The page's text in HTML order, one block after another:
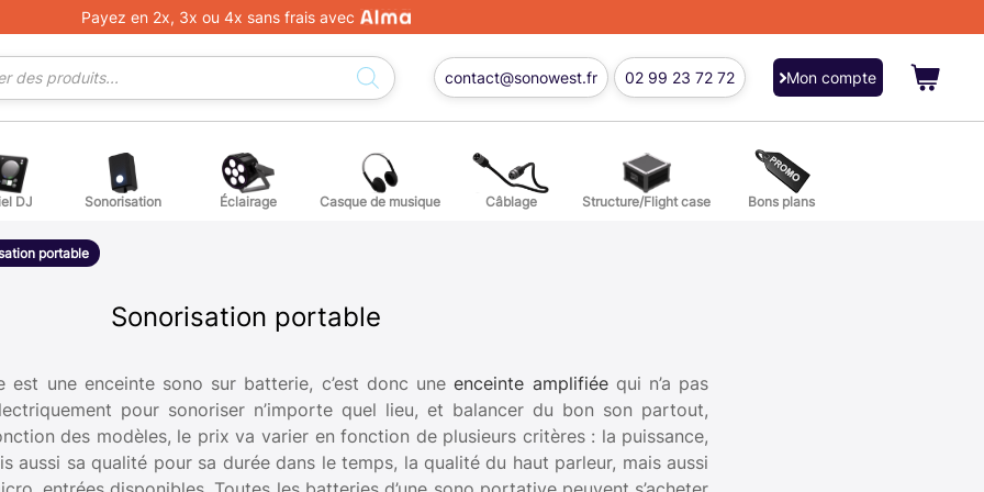
Payez en 2x, 3x ou 4x sans frais avec
contact@sonowest.fr 02 99 23 72 72 Mon compte
voix
autres instruments
détachées pour guitares et basses
DJ
DJ
Sonorisation Éclairage Casque de musique Câblage Structure/Flight case Bons plans
portable
Sonorisation portable
est une enceinte sono sur batterie, c’est donc uneenceinte amplifiéequi n’a pas
pour sonoriser n’importe quel lieu, et balancer du bon son partout,
des modèles, le prix va varier en fonction de plusieurs critères : la puissance,
aussi sa qualité pour sa durée dans le temps, la qualité du haut parleur, mais aussi